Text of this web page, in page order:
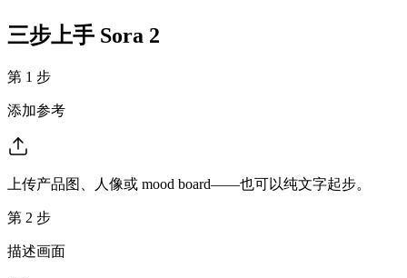
三步上手 Sora 2
第 1 步
添加参考
上传产品图、人像或 mood board——也可以纯文字起步。
第 2 步
描述画面